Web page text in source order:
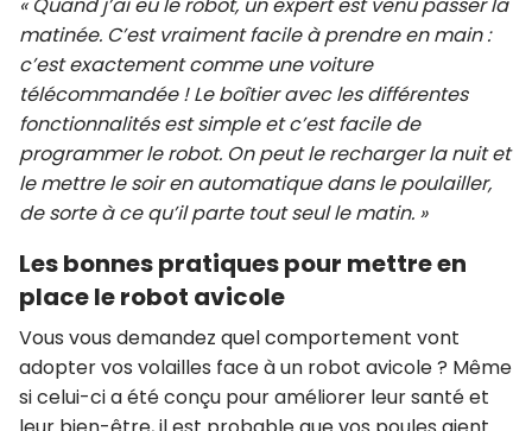
matinée. C’est vraiment facile à prendre en main :
c’est exactement comme une voiture
télécommandée ! Le boîtier avec les différentes
fonctionnalités est simple et c’est facile de
programmer le robot. On peut le recharger la nuit et
le mettre le soir en automatique dans le poulailler,
de sorte à ce qu’il parte tout seul le matin. »
Les bonnes pratiques pour mettre en
place le robot avicole
Vous vous demandez quel comportement vont
adopter vos volailles face à un robot avicole ? Même
si celui-ci a été conçu pour améliorer leur santé et